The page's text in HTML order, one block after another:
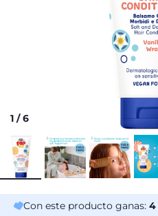
1 /6
Con este producto ganas: 4